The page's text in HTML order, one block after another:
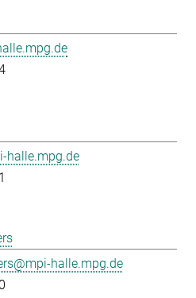
halle.mpg.de
halle.mpg.de